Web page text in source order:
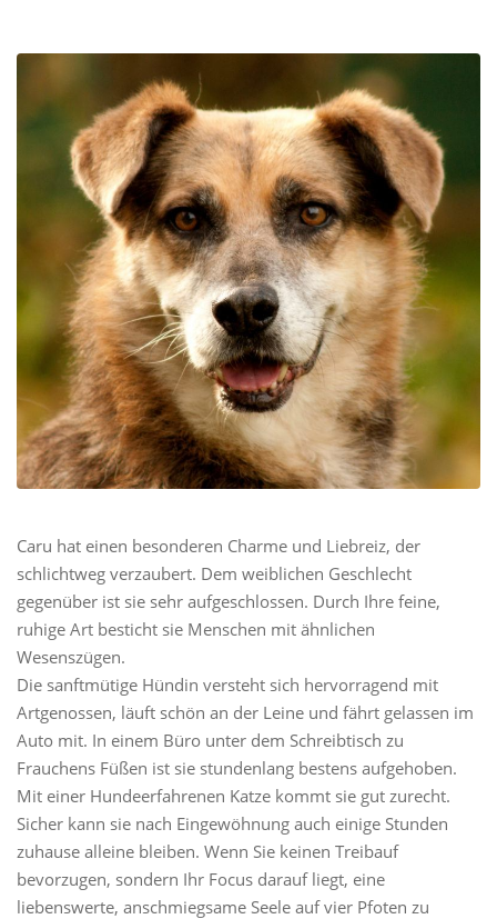
Caru hat einen besonderen Charme und Liebreiz, der
schlichtweg verzaubert. Dem weiblichen Geschlecht
gegenüber ist sie sehr aufgeschlossen. Durch Ihre feine,
ruhige Art besticht sie Menschen mit ähnlichen
Wesenszügen.
Die sanftmütige Hündin versteht sich hervorragend mit
Artgenossen, läuft schön an der Leine und fährt gelassen im
Auto mit. In einem Büro unter dem Schreibtisch zu
Frauchens Füßen ist sie stundenlang bestens aufgehoben.
Mit einer Hundeerfahrenen Katze kommt sie gut zurecht.
Sicher kann sie nach Eingewöhnung auch einige Stunden
zuhause alleine bleiben. Wenn Sie keinen Treibauf
bevorzugen, sondern Ihr Focus darauf liegt, eine
liebenswerte, anschmiegsame Seele auf vier Pfoten zu